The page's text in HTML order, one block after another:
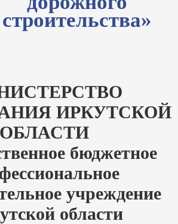
строительства»
ИРКУТСКОЙ
ОБЛАСТИ
бюджетное
учреждение
области